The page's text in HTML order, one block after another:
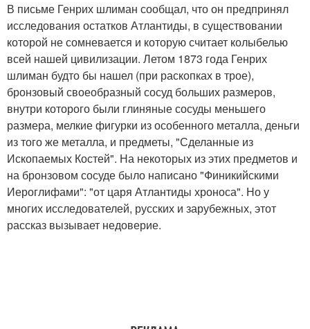
В письме Генрих шлиман сообщал, что он предпринял
исследования остатков Атлантиды, в существовании
которой не сомневается и которую считает колыбелью
всей нашей цивилизации. Летом 1873 года Генрих
шлиман будто бы нашел (при раскопках в трое),
бронзовый своеобразный сосуд больших размеров,
внутри которого были глиняные сосуды меньшего
размера, мелкие фигурки из особенного металла, деньги
из того же металла, и предметы, "Сделанные из
Ископаемых Костей". На некоторых из этих предметов и
на бронзовом сосуде было написано "Финикийскими
Иероглифами": "от царя Атлантиды хроноса". Но у
многих исследователей, русских и зарубежных, этот
рассказ вызывает недоверие.